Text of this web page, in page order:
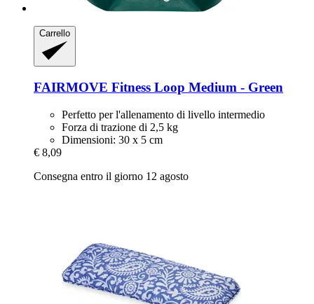
Carrello
FAIRMOVE Fitness Loop Medium -​ Green
Perfetto per l'allenamento di livello intermedio
Forza di trazione di 2,5 kg
Dimensioni: 30 x 5 cm
€ 8,09
Consegna entro il giorno 12 agosto